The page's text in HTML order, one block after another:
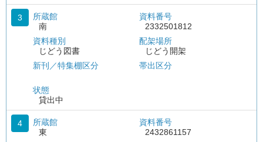
3
所蔵館
南
資料種別
じどう図書
新刊／特集棚区分
状態
貸出中
資料番号
2332501812
配架場所
じどう開架
帯出区分
4
所蔵館
東
資料番号
2432861157